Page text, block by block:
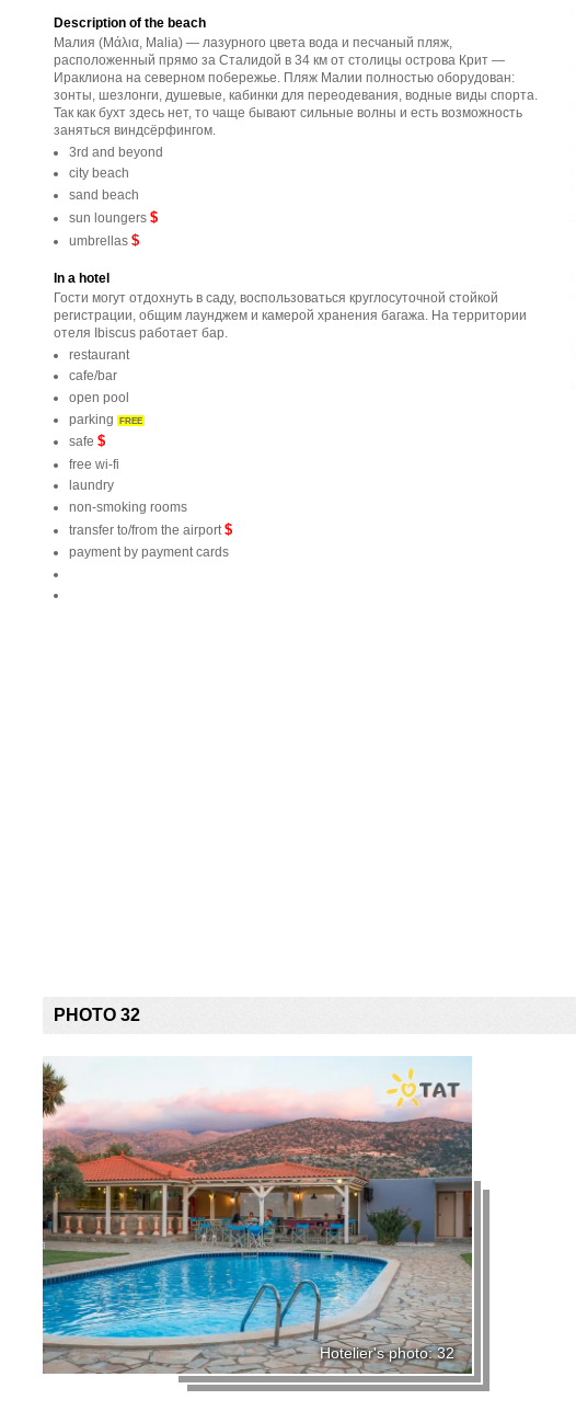
Description of the beach
Малия (Μάλια, Malia) — лазурного цвета вода и песчаный пляж,
расположенный прямо за Сталидой в 34 км от столицы острова Крит —
Ираклиона на северном побережье. Пляж Малии полностью оборудован:
зонты, шезлонги, душевые, кабинки для переодевания, водные виды спорта.
Так как бухт здесь нет, то чаще бывают сильные волны и есть возможность
заняться виндсёрфингом.
3rd and beyond
city beach
sand beach
sun loungers $
umbrellas $
In a hotel
Гости могут отдохнуть в саду, воспользоваться круглосуточной стойкой
регистрации, общим лаунджем и камерой хранения багажа. На территории
отеля Ibiscus работает бар.
restaurant
cafe/bar
open pool
parking FREE
safe $
free wi-fi
laundry
non-smoking rooms
transfer to/from the airport $
payment by payment cards
PHOTO 32
Hotelier's photo: 32